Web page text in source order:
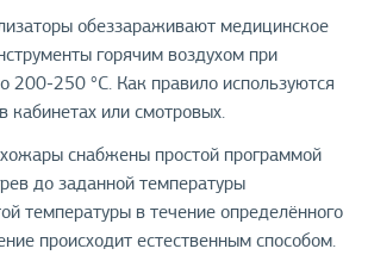
обеззараживают медицинское
горячим воздухом при
200-250 °С. Как правило используются
кабинетах или смотровых.
снабжены простой программой
до заданной температуры
температуры в течение определённого
происходит естественным способом.